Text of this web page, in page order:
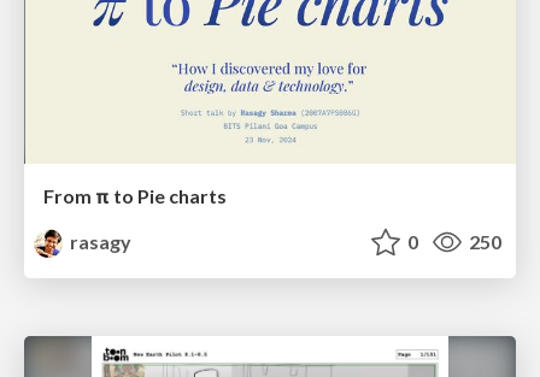
From π to Pie charts
rasagy
0 250